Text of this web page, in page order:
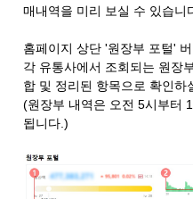
매내역을 미리 보실 수 있습니
홈페이지 상단 '원장부 포털'
각 유통사에서 조회되는 원장
합 및 정리된 항목으로 확인하
(원장부 내역은 오전 5시부터
됩니다.)